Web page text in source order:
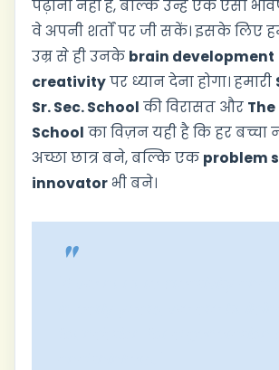
पढ़ाना नहीं है, बल्कि उन्हें एक ऐसा
वे अपनी शर्तों पर जी सकें। इसके लिए
उम्र से ही उनके brain development
creativityपर ध्यान देना होगा। हमारी
Sr. Sec. School की विरासत और The
School का विज़न यही है कि हर बच्चा
अच्छा छात्र बने, बल्कि एक problem
innovatorभी बने।